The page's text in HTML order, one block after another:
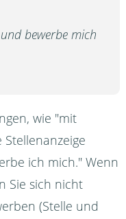
bewerbe mich
wie "mit
ich mich." Wenn
Sie sich nicht
(Stelle und